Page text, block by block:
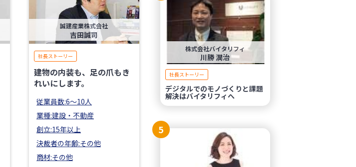
誠建産業株式会社
吉田誠司
社長ストーリー
建物の内装も、足の爪もき
れいにします。
従業員数:6～10人
業種:建設・不動産
創立:15年以上
決裁者の年齢:その他
商材:その他
株式会社バイタリフィ
川勝 潤治
社長ストーリー
デジタルでのモノづくりと課題
解決はバイタリフィへ
5